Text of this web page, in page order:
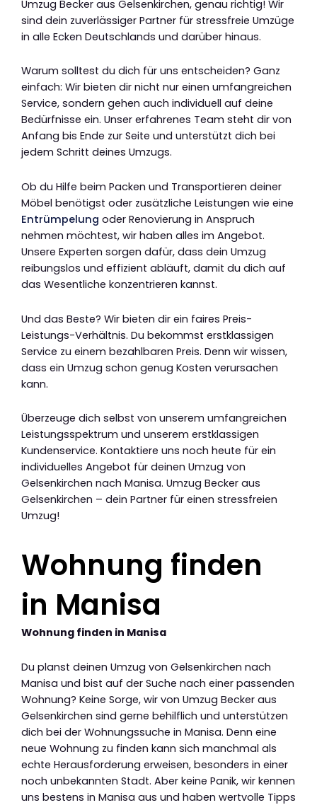
Umzug Becker aus Gelsenkirchen, genau richtig! Wir
sind dein zuverlässiger Partner für stressfreie Umzüge
in alle Ecken Deutschlands und darüber hinaus.
Warum solltest du dich für uns entscheiden? Ganz
einfach: Wir bieten dir nicht nur einen umfangreichen
Service, sondern gehen auch individuell auf deine
Bedürfnisse ein. Unser erfahrenes Team steht dir von
Anfang bis Ende zur Seite und unterstützt dich bei
jedem Schritt deines Umzugs.
Ob du Hilfe beim Packen und Transportieren deiner
Möbel benötigst oder zusätzliche Leistungen wie eine
Entrümpelung oder Renovierung in Anspruch
nehmen möchtest, wir haben alles im Angebot.
Unsere Experten sorgen dafür, dass dein Umzug
reibungslos und effizient abläuft, damit du dich auf
das Wesentliche konzentrieren kannst.
Und das Beste? Wir bieten dir ein faires Preis-
Leistungs-Verhältnis. Du bekommst erstklassigen
Service zu einem bezahlbaren Preis. Denn wir wissen,
dass ein Umzug schon genug Kosten verursachen
kann.
Überzeuge dich selbst von unserem umfangreichen
Leistungsspektrum und unserem erstklassigen
Kundenservice. Kontaktiere uns noch heute für ein
individuelles Angebot für deinen Umzug von
Gelsenkirchen nach Manisa. Umzug Becker aus
Gelsenkirchen – dein Partner für einen stressfreien
Umzug!
Wohnung finden
in Manisa
Wohnung finden in Manisa
Du planst deinen Umzug von Gelsenkirchen nach
Manisa und bist auf der Suche nach einer passenden
Wohnung? Keine Sorge, wir von Umzug Becker aus
Gelsenkirchen sind gerne behilflich und unterstützen
dich bei der Wohnungssuche in Manisa. Denn eine
neue Wohnung zu finden kann sich manchmal als
echte Herausforderung erweisen, besonders in einer
noch unbekannten Stadt. Aber keine Panik, wir kennen
uns bestens in Manisa aus und haben wertvolle Tipps